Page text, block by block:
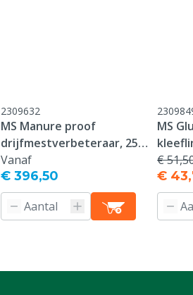
2309632
MS Manure proof
drijfmestverbeteraar, 25
kg
Vanaf
€ 396,50
MS
€
€